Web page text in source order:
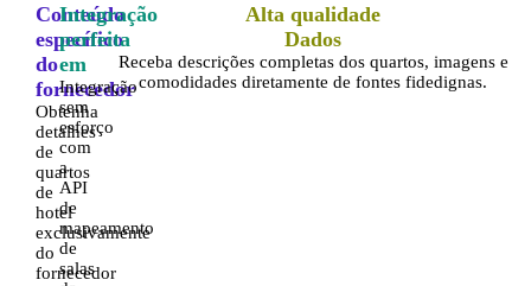
Conteúdo
específico
do
fornecedor
Obtenha
detalhes
de
quartos
de
hotel
exclusivamente
do
fornecedor
Integração
perfeita
em
Integração
sem
esforço
com
a
API
de
mapeamento
de
salas
Alta qualidade
Dados
Receba descrições completas dos quartos, imagens e
comodidades diretamente de fontes fidedignas.